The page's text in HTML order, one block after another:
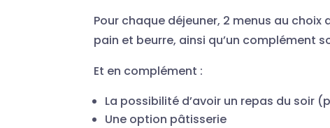
Pour chaque déjeuner, 2 menus au
pain et beurre, ainsi qu’un complément
Et en complément :
La possibilité d’avoir un repas du soir
Une option pâtisserie